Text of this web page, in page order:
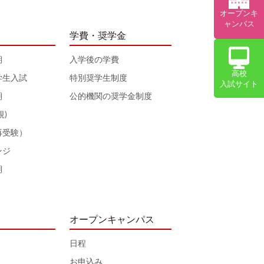
生入試
)
験）
ジ
学費・奨学金
入学後の学費
特別奨学生制度
公的機関の奨学金制度
オープンキャンパス
日程
お申込み
オープンキ
ャンパス
高校
入試サイト